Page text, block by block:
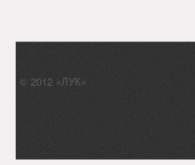
© 2012 «ЛУК»